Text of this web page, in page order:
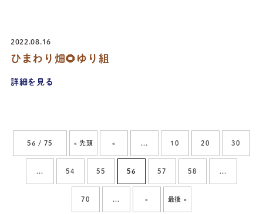
2022.08.16
ひまわり畑🌻ゆり組
詳細を見る
56 / 75 « 先頭 « ... 10 20 30
... 54 55 56 57 58 ...
70 ... » 最後 »